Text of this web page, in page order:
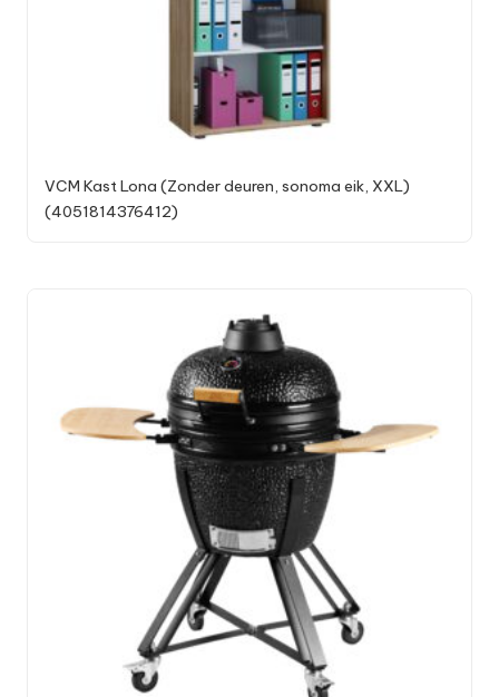
VCM Kast Lona (Zonder deuren, sonoma eik, XXL)
(4051814376412)